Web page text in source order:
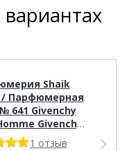
Shaik
/ Парфюмерная
641 Givenchy
Givenchy,
1 отзыв